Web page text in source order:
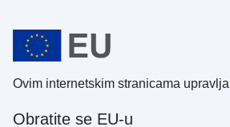
Ovim internetskim stranicama upravlja
Obratite se EU-u